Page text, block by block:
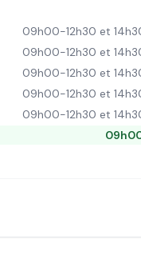
09h00-12h30 et
09h00-12h30 et
09h00-12h30 et
09h00-12h30 et
09h00-12h30 et